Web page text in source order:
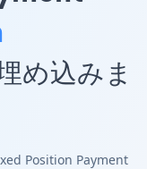
込みま
Position Payment